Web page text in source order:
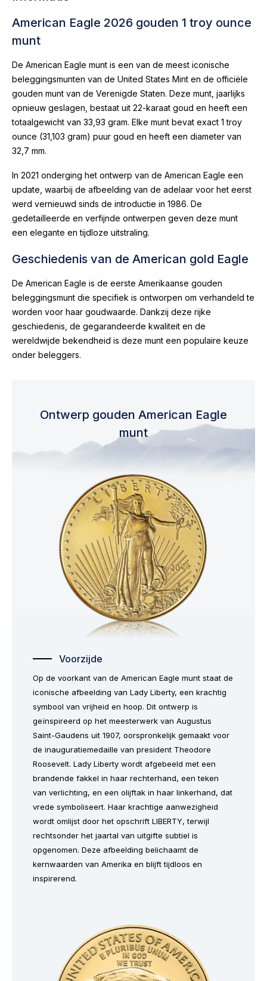
American Eagle 2026 gouden 1 troy ounce
munt
De American Eagle munt is een van de meest iconische
beleggingsmunten van de United States Mint en de officiële
gouden munt van de Verenigde Staten. Deze munt, jaarlijks
opnieuw geslagen, bestaat uit 22-karaat goud en heeft een
totaalgewicht van 33,93 gram. Elke munt bevat exact 1 troy
ounce (31,103 gram) puur goud en heeft een diameter van
32,7 mm.
In 2021 onderging het ontwerp van de American Eagle een
update, waarbij de afbeelding van de adelaar voor het eerst
werd vernieuwd sinds de introductie in 1986. De
gedetailleerde en verfijnde ontwerpen geven deze munt
een elegante en tijdloze uitstraling.
Geschiedenis van de American gold Eagle
De American Eagle is de eerste Amerikaanse gouden
beleggingsmunt die specifiek is ontworpen om verhandeld te
worden voor haar goudwaarde. Dankzij deze rijke
geschiedenis, de gegarandeerde kwaliteit en de
wereldwijde bekendheid is deze munt een populaire keuze
onder beleggers.
Ontwerp gouden American Eagle
munt
Voorzijde
Op de voorkant van de American Eagle munt staat de
iconische afbeelding van Lady Liberty, een krachtig
symbool van vrijheid en hoop. Dit ontwerp is
geïnspireerd op het meesterwerk van Augustus
Saint-Gaudens uit 1907, oorspronkelijk gemaakt voor
de inauguratiemedaille van president Theodore
Roosevelt. Lady Liberty wordt afgebeeld met een
brandende fakkel in haar rechterhand, een teken
van verlichting, en een olijftak in haar linkerhand, dat
vrede symboliseert. Haar krachtige aanwezigheid
wordt omlijst door het opschrift LIBERTY, terwijl
rechtsonder het jaartal van uitgifte subtiel is
opgenomen. Deze afbeelding belichaamt de
kernwaarden van Amerika en blijft tijdloos en
inspirerend.